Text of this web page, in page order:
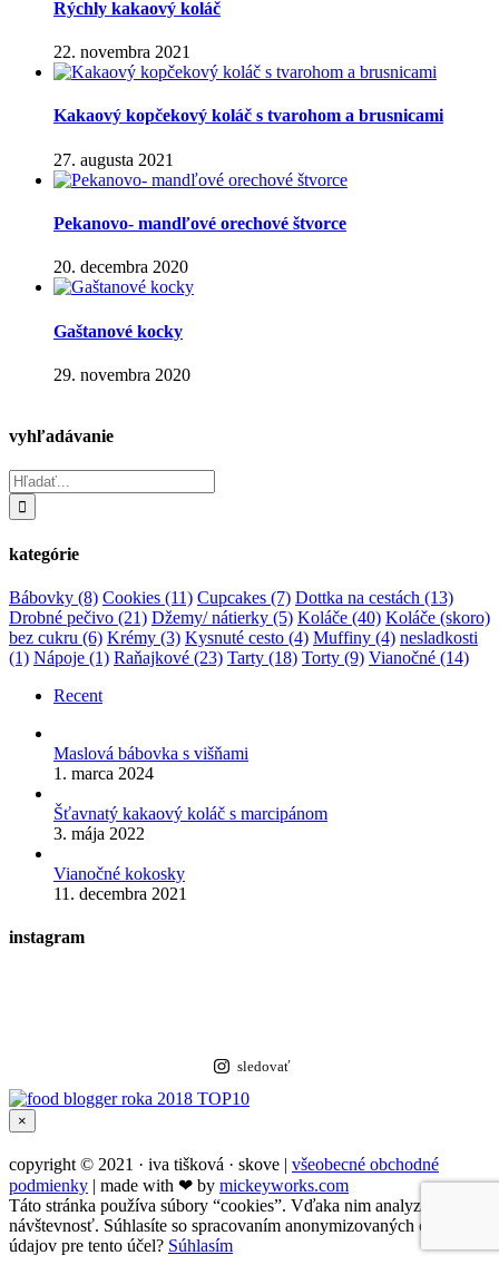
Rýchly kakaový koláč
22. novembra 2021
Kakaový kopčekový koláč s tvarohom a brusnicami
27. augusta 2021
Pekanovo- mandľové orechové štvorce
20. decembra 2020
Gaštanové kocky
29. novembra 2020
vyhľadávanie
Hľadať:
kategórie
Bábovky (8) Cookies (11) Cupcakes (7) Dottka na cestách (13)
Drobné pečivo (21) Džemy/ nátierky (5) Koláče (40) Koláče (skoro)
bez cukru (6) Krémy (3) Kysnuté cesto (4) Muffiny (4) nesladkosti
(1) Nápoje (1) Raňajkové (23) Tarty (18) Torty (9) Vianočné (14)
Recent
Maslová bábovka s višňami
1. marca 2024
Šťavnatý kakaový koláč s marcipánom
3. mája 2022
Vianočné kokosky
11. decembra 2021
instagram
sledovať
Zatvoriť
rýchle
produktu
×
copyright © 2021 · iva tišková · skove | všeobecné obchodné
podmienky | made with ❤︎ by mickeyworks.com
Táto stránka používa súbory “cookies”. Vďaka nim analyzujeme
návštevnosť. Súhlasíte so spracovaním anonymizovaných osobných
údajov pre tento účel? Súhlasím